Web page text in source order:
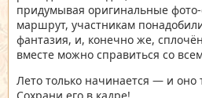
придумывая оригинальные
маршрут, участникам
фантазия, и, конечно же,
вместе можно справиться со
Лето только начинается — и оно